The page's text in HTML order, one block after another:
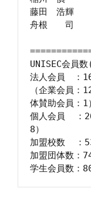
藤田　浩輝　
舟根　　司　
UNISEC会員
法人会員　：
（企業会員：
体賛助会員：1）
個人会員  ：
8）
加盟校数  ：
加盟団体数：